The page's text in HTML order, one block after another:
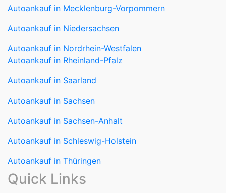
Autoankauf in Mecklenburg-Vorpommern
Autoankauf in Niedersachsen
Autoankauf in Nordrhein-Westfalen
Autoankauf in Rheinland-Pfalz
Autoankauf in Saarland
Autoankauf in Sachsen
Autoankauf in Sachsen-Anhalt
Autoankauf in Schleswig-Holstein
Autoankauf in Thüringen
Quick Links